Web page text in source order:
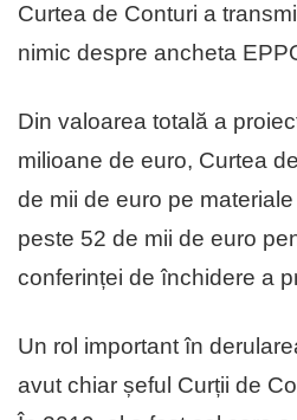
Curtea de Conturi a
nimic despre ancheta
Din valoarea totală a
milioane de euro, Curtea
de mii de euro pe
peste 52 de mii de euro
conferinței de închidere a
Un rol important în
avut chiar șeful Curții de